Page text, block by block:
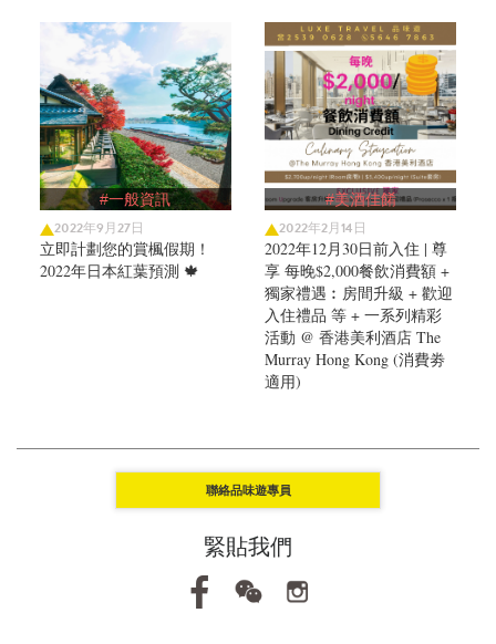
#一般資訊
2022年9月27日
立即計劃您的賞楓假期！
2022年日本紅葉預測 🍁
#美酒佳餚
2022年2月14日
2022年12月30日前入住 | 尊
享 每晚$2,000餐飲消費額 +
獨家禮遇︰房間升級 + 歡迎
入住禮品 等 + 一系列精彩
活動 @ 香港美利酒店 The
Murray Hong Kong (消費劵
適用)
聯絡品味遊專員
緊貼我們